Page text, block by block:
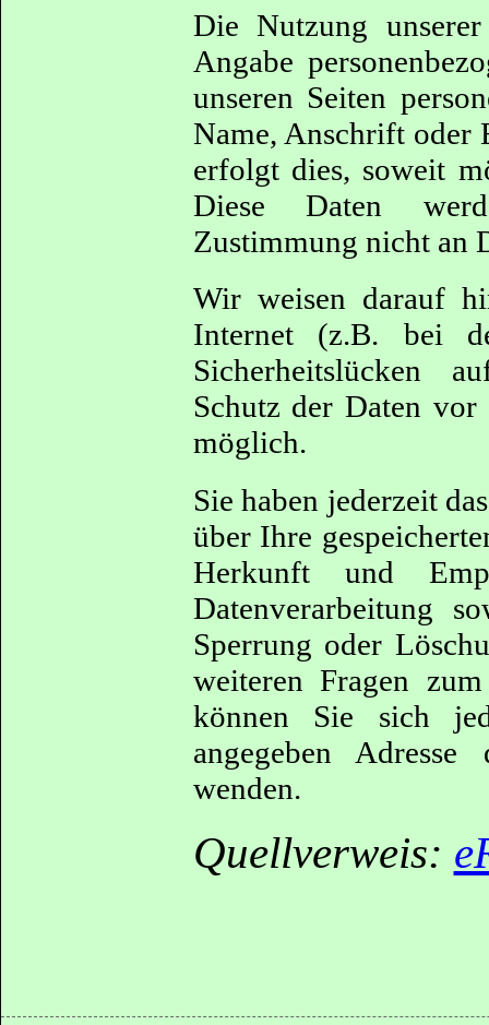
Die Nutzung
Angabe
unseren Seiten
Name, Anschrift oder
erfolgt dies, soweit
Diese Daten
Zustimmung nicht an
Wir weisen darauf
Internet (z.B. bei
Sicherheitslücken
Schutz der Daten
möglich.
Sie haben jederzeit
über Ihre
Herkunft und
Datenverarbeitung
Sperrung oder
weiteren Fragen
können Sie sich
angegeben
wenden.
Quellverweis: